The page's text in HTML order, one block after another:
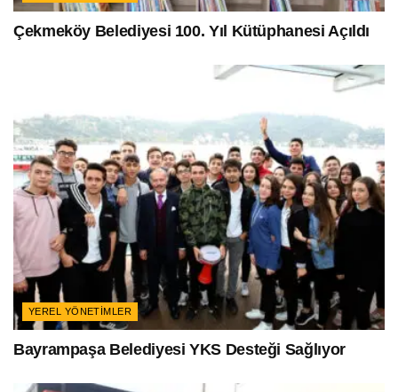
Çekmeköy Belediyesi 100. Yıl Kütüphanesi Açıldı
YEREL YÖNETIMLER
Bayrampaşa Belediyesi YKS Desteği Sağlıyor